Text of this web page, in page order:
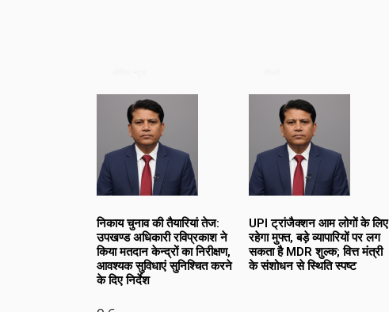
निकाय चुनाव की तैयारियां तेज:
उपखण्ड अधिकारी रविप्रकाश ने
किया मतदान केन्द्रों का निरीक्षण,
आवश्यक सुविधाएं सुनिश्चित करने
के दिए निर्देश
UPI ट्रांजैक्शन आम लोगों के लिए
रहेगा मुफ्त, बड़े व्यापारियों पर लग
सकता है MDR शुल्क; वित्त मंत्री
के संशोधन से स्थिति स्पष्ट